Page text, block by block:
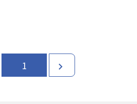
1 chevron_right